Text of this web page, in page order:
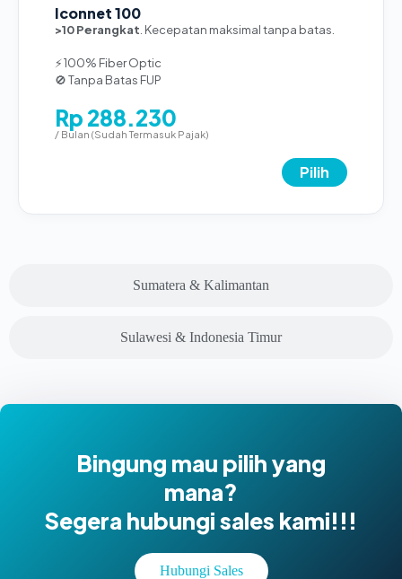
Sumatera & Kalimantan
Sulawesi & Indonesia Timur
Iconnet 100
>10 Perangkat . Kecepatan maksimal tanpa batas.
⚡ 100% Fiber Optic
🚫 Tanpa Batas FUP
Rp 288.230
/ Bulan (Sudah Termasuk Pajak)
Pilih
Bingung mau pilih yang
mana?
Segera hubungi sales kami!!!
Hubungi Sales